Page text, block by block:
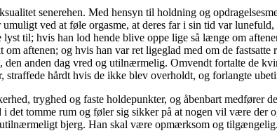
senerehen. Med hensyn til holdning og
ved at føle orgasme, at deres far i sin tid var
til; hvis han lod hende blive oppe lige så længe om
aftenen; og hvis han var ret ligeglad med om de
anden dag vred og utilnærmelig. Omvendt fortalte de
hårdt hvis de ikke blev overholdt, og forlangte
tryghed og faste holdepunkter, og åbenbart medfører
det tomme rum og føler sig sikker på at nogen vil være
bjerg. Han skal være opmærksom og tilgængelig.